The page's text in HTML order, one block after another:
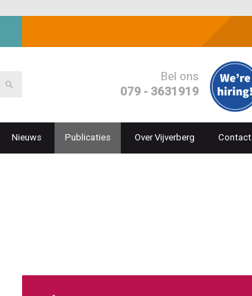
Bel ons
079 - 3631919
Top
navigation
Nieuws Publicaties Over Vijverberg Contact